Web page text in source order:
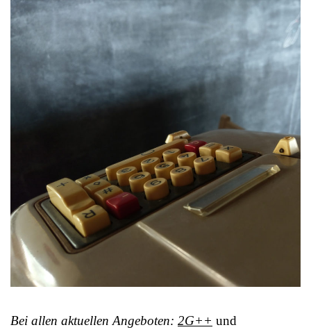
Bei allen aktuellen Angeboten: 2G++ und